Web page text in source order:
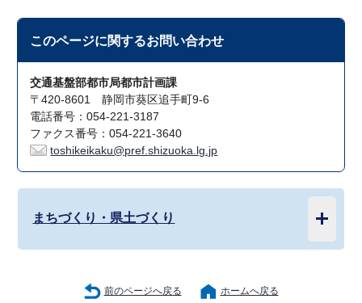
このページに関するお問い合わせ
交通基盤部都市局都市計画課
〒420-8601 静岡市葵区追手町9-6
電話番号：054-221-3187
ファクス番号：054-221-3640
toshikeikaku@pref.shizuoka.lg.jp
まちづくり・県土づくり
前のページへ戻る ホームへ戻る